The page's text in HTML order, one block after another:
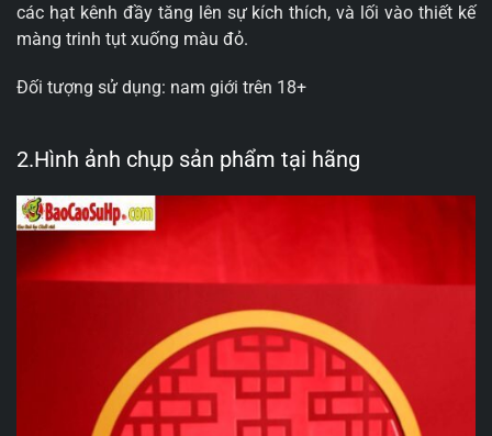
các hạt kênh đầy tăng lên sự kích thích, và lối vào thiết kế
màng trinh tụt xuống màu đỏ.
Đối tượng sử dụng: nam giới trên 18+
2.Hình ảnh chụp sản phẩm tại hãng